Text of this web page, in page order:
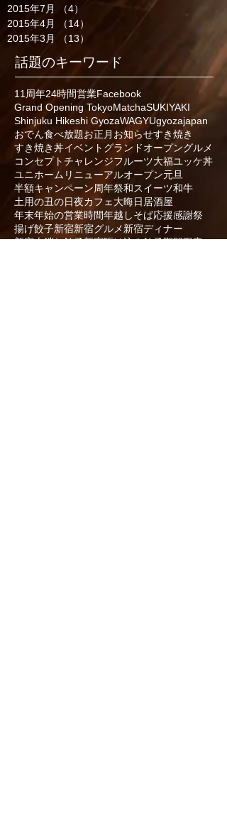
2015年7月
（4）
4件の記事
2015年4月
（14）
2015年3月
（13）
話題のキーワード
11周年24時間営業Facebook
Grand Opening TokyoMatchaSUKIYAKI
Shinjuku Hikeshi GyozaWAGYUgyozajapan
おでん食べ放題お正月 お知らせすき焼き
すき焼き丼イベント グランドオープングルメ
コンセプトチャレンジフルーツ大福ユッケ丼
ユニホーム リニューアルオープン元旦
半額キャンペーン周年祭和スイーツ和牛
土用の丑の日夜カフェ 大晦日 居酒屋
年末年始の営業時間年越しそば応援感謝祭
揚げ餃子新宿新宿グルメ新宿ディナー
新宿火消し餃子新宿駆け込み餃子期間限定